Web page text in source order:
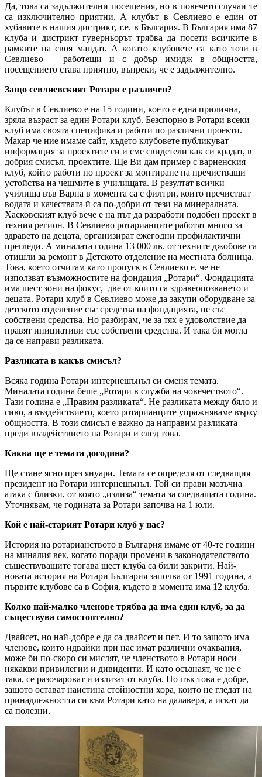
Да, това са задължителни посещения, но в повечето случаи те
са изключително приятни. А клубът в Севлиево е един от
хубавите в нашия дистрикт, т.е. в България. В България има 87
клуба и дистрикт гуверньорът трябва да посети всичките в
рамките на своя мандат. А когато клубовете са като този в
Севлиево – работещи и с добър имидж в общността,
посещението става приятно, въпреки, че е задължително.
Защо севлиевският Ротари е различен?
Клубът в Севлиево е на 15 години, което е една прилична,
зряла възраст за един Ротари клуб. Безспорно в Ротари всеки
клуб има своята специфика и работи по различни проекти.
Макар че ние имаме сайт, където клубовете публикуват
информация за проектите си и сме свидетели как си крадат, в
добрия смисъл, проектите. Ще Ви дам пример с варненския
клуб, който работи по проект за монтиране на пречистващи
устойства на чешмите в училищата. В резултат всички
училища във Варна в момента са с филтри, които пречистват
водата и качествата й са по-добри от тези на минералната.
Хасковският клуб вече е на път да разработи подобен проект в
техния регион. В Севлиево ротарианците работят много за
здравето на децата, организират ежегодни профилактични
прегледи. А миналата година 13 000 лв. от техните джобове са
отишли за ремонт в Детското отделение на местната болница.
Това, което отчитам като пропуск в Севлиево е, че не
използват възможностите на фондация „Ротари“. Фондацията
има шест зони на фокус, две от които са здравеопозването и
децата. Ротари клуб в Севлиево може да закупи оборудване за
детското отделение със средства на фондацията, не със
собствени средства. Но разбирам, че за тях е удоволствие да
правят инициативи със собствени средства. И така би могла
да се направи разликата.
Разликата в какъв смисъл?
Всяка година Ротари интернешънъл си сменя темата.
Миналата година беше „Ротари в служба на човечеството“.
Тази година е „Правим разликата“. Не разликата между бяло и
сиво, а въздействието, което ротарианците упражняваме върху
общността. В този смисъл е важно да направим разликата
преди въздействието на Ротари и след това.
Каква ще е темата догодина?
Ще стане ясно през януари. Темата се определя от следващия
президент на Ротари интернешънъл. Той си прави мозъчна
атака с близки, от която „излиза“ темата за следващата година.
Уточнявам, че годината за Ротари започва на 1 юли.
Кой е най-старият Ротари клуб у нас?
История на ротарианството в България имаме от 40-те години
на миналия век, когато поради промени в законодателството
съществуващите тогава шест клуба са били закрити. Най-
новата история на Ротари България започва от 1991 година, а
първите клубове са в София, където в момента има 12 клуба.
Колко най-малко членове трябва да има един клуб, за да
съществува самостоятелно?
Двайсет, но най-добре е да са двайсет и пет. И то защото има
членове, които идвайки при нас имат различни очаквания,
може би по-скоро си мислят, че членството в Ротари носи
някакви привилегии и дивиденти. И като осъзнаят, че не е
така, се разочароват и излизат от клуба. Но пък това е добре,
защото остават наистина стойностни хора, които не гледат на
принадлежността си към Ротари като на далавера, а искат да
са полезни.